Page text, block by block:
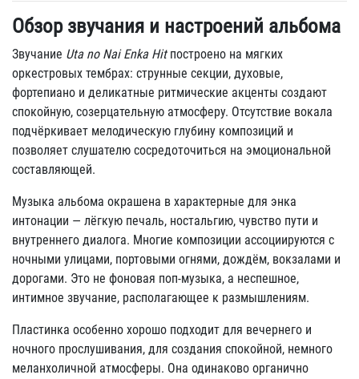
Обзор звучания и настроений альбома
Звучание Uta no Nai Enka Hitпостроено на мягких
оркестровых тембрах: струнные секции, духовые,
фортепиано и деликатные ритмические акценты создают
спокойную, созерцательную атмосферу. Отсутствие вокала
подчёркивает мелодическую глубину композиций и
позволяет слушателю сосредоточиться на эмоциональной
составляющей.
Музыка альбома окрашена в характерные для энка
интонации — лёгкую печаль, ностальгию, чувство пути и
внутреннего диалога. Многие композиции ассоциируются с
ночными улицами, портовыми огнями, дождём, вокзалами и
дорогами. Это не фоновая поп-музыка, а неспешное,
интимное звучание, располагающее к размышлениям.
Пластинка особенно хорошо подходит для вечернего и
ночного прослушивания, для создания спокойной, немного
меланхоличной атмосферы. Она одинаково органично